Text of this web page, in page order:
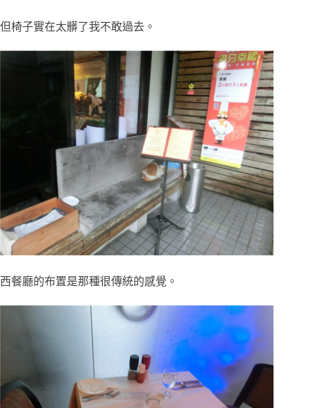
但椅子實在太髒了我不敢過去。
西餐廳的布置是那種很傳統的感覺。